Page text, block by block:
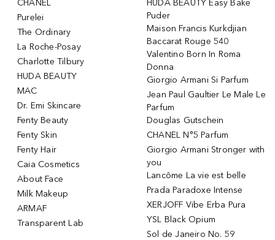
CHANEL
Purelei
The Ordinary
La Roche-Posay
Charlotte Tilbury
HUDA BEAUTY
MAC
Dr. Emi Skincare
Fenty Beauty
Fenty Skin
Fenty Hair
Caia Cosmetics
About Face
Milk Makeup
ARMAF
Transparent Lab
HUDA BEAUTY Easy Bake
Puder
Maison Francis Kurkdjian
Baccarat Rouge 540
Valentino Born In Roma
Donna
Giorgio Armani Si Parfum
Jean Paul Gaultier Le Male Le
Parfum
Douglas Gutschein
CHANEL N°5 Parfum
Giorgio Armani Stronger with
you
Lancôme La vie est belle
Prada Paradoxe Intense
XERJOFF Vibe Erba Pura
YSL Black Opium
Sol de Janeiro No. 59